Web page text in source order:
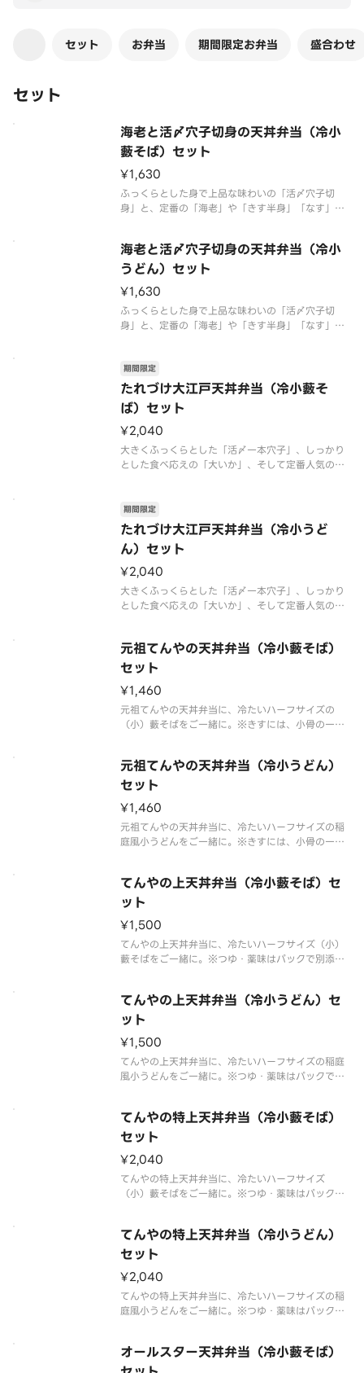
セット お弁当 期間限定お弁当 盛合わせ
セット
海老と活〆穴子切身の天丼弁当（冷小
藪そば）セット
¥1,630
ふっくらとした身で上品な味わいの「活〆穴子切
身」と、定番の「海老」や「きす半身」「なす」な
には、小骨の一部が残っている場合がございますの
でご注意ください。きすは海域やエ
海老と活〆穴子切身の天丼弁当（冷小
うどん）セット
¥1,630
ふっくらとした身で上品な味わいの「活〆穴子切
身」と、定番の「海老」や「きす半身」「なす」な
すには、小骨の一部が残っている場合がございます
のでご注意ください。きすは海域や
たれづけ大江戸天丼弁当（冷小藪そ
ば）セット
期間限定
¥2,040
大きくふっくらとした「活〆一本穴子」、しっかり
とした食べ応えの「大いか」、そして定番人気の
食べ心地で、暑い季節でも食欲をそそる天丼です。
冷たいハーフサイズの（小）藪そば
たれづけ大江戸天丼弁当（冷小うど
ん）セット
期間限定
¥2,040
大きくふっくらとした「活〆一本穴子」、しっかり
とした食べ応えの「大いか」、そして定番人気の
食べ心地で、暑い季節でも食欲をそそる天丼です。
冷たいハーフサイズの稲庭風小うど
元祖てんやの天丼弁当（冷小藪そば）
セット
¥1,460
元祖てんやの天丼弁当に、冷たいハーフサイズの
（小）藪そばをご一緒に。※きすには、小骨の一部
す。ご了承ください。※つゆ・薬味はパックで別添
えです。※販売商品のアレルゲン情報
元祖てんやの天丼弁当（冷小うどん）
セット
¥1,460
元祖てんやの天丼弁当に、冷たいハーフサイズの稲
庭風小うどんをご一緒に。※きすには、小骨の一部
す。ご了承ください。※つゆ・薬味はパックで別添
えです。※販売商品のアレルゲン情
てんやの上天丼弁当（冷小藪そば）セ
ット
¥1,500
てんやの上天丼弁当に、冷たいハーフサイズ（小）
藪そばをご一緒に。※つゆ・薬味はパックで別添え
ださい。※お弁当・盛合わせの天ぷらの具は交換で
きません。※お弁当の天ぷらとご
てんやの上天丼弁当（冷小うどん）セ
ット
¥1,500
てんやの上天丼弁当に、冷たいハーフサイズの稲庭
風小うどんをご一緒に。※つゆ・薬味はパックで別
認ください。※お弁当・盛合わせの天ぷらの具は交
換できません。※お弁当の天ぷら
てんやの特上天丼弁当（冷小藪そば）
セット
¥2,040
てんやの特上天丼弁当に、冷たいハーフサイズ
（小）藪そばをご一緒に。※つゆ・薬味はパックで
確認ください。※お弁当・盛合わせの天ぷらの具は
交換できません。※お弁当の天ぷらと
てんやの特上天丼弁当（冷小うどん）
セット
¥2,040
てんやの特上天丼弁当に、冷たいハーフサイズの稲
庭風小うどんをご一緒に。※つゆ・薬味はパックで
確認ください。※お弁当・盛合わせの天ぷらの具は
交換できません。※お弁当の天ぷ
オールスター天丼弁当（冷小藪そば）